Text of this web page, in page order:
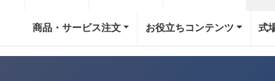
商品・サービス注文 お役立ちコンテンツ 式